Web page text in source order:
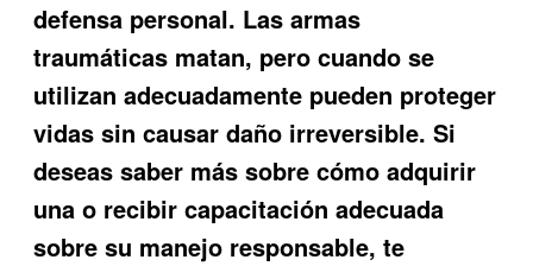
defensa personal. Lasarmas
traumáticas matan, pero cuando se
utilizan adecuadamente pueden proteger
vidas sin causar daño irreversible. Si
deseas saber más sobre cómo adquirir
una o recibir capacitación adecuada
sobre su manejo responsable, te